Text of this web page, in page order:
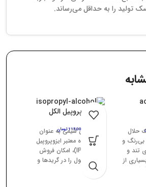
تولید را به حداقل می‌رساند.
حلال
بی‌رنگ و
تند و
از
پاک‌کننده،
و
ایزوپروپیل الکل
115,000تومان
پیشگامان شیمی به عنوان
تأمین‌کننده معتبر ایزوپروپیل
الکل (IPA)، امکان فروش
این محصول را در گریدها و
درصد برای مصارف صنعتی،